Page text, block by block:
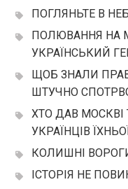
ПОГЛЯНЬТЕ В
ПОЛЮВАННЯ НА
УКРАЇНСЬКИЙ
ЩОБ ЗНАЛИ
ШТУЧНО
ХТО ДАВ МОСКВІ
УКРАЇНЦІВ
КОЛИШНІ
ІСТОРІЯ НЕ